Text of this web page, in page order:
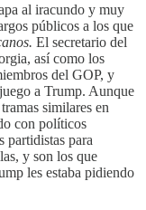
al iracundo y muy
públicos a los que
El secretario del
así como los
del GOP, y
a Trump. Aunque
similares en
con políticos
partidistas para
y son los que
les estaba pidiendo